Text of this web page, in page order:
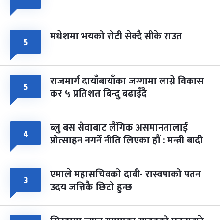
५ मधेशमा भयको रोटी सेक्दै सीके राउत
५ राजमार्ग दायाँबायाँका जग्गामा लाग्ने विकास
कर ५ प्रतिशत बिन्दु बढाइँदै
४ ब्लु बस सेवाबाट लैंगिक असमानतालाई
प्रोत्साहन नगर्ने नीति लिएका हौं : मन्त्री बादी
३ एमाले महासचिवको दाबी- रास्वपाको पतन
उदय जत्तिकै छिटो हुन्छ